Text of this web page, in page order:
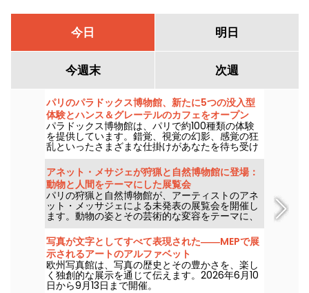
今日 明日
今週末 次週
パリのパラドックス博物館、新たに5つの没入型
体験とハンス＆グレーテルのカフェをオープン
パラドックス博物館は、パリで約100種類の体験
を提供しています。錯覚、視覚の幻影、感覚の狂
乱といったさまざまな仕掛けがあなたを待ち受け
ています。騙される快感とシュールな写真を撮る
楽しさに夢中になることでしょう。新たに5つの
インタラクティブな体験が加わり、今こそ自分の
五感を試す絶好の機会です！さらに、超絶スイー
トな新カフェ「ハンス＆グレーテル」も登場。あ
なたを魅了すること間違いなしです。
アネット・メサジェが狩猟と自然博物館に登場：
動物と人間をテーマにした展覧会
パリの狩猟と自然博物館が、アーティストのアネ
ット・メッサジェによる未発表の展覧会を開催し
ます。動物の姿とその芸術的な変容をテーマに、
4月14日から2026年9月20日まで展示されます。
「一羽のツバメだけでは春は来ない」というタイ
トルのこの展覧会は、インスタレーションやハイ
ブリッドな作品、そして象徴的なアートピースを
通じて、博物館のコレクションと対話します。
写真が文字としてすべて表現された――MEPで展
示されるアートのアルファベット
欧州写真館は、写真の歴史とその豊かさを、楽し
く独創的な展示を通じて伝えます。2026年6月10
日から9月13日まで開催。